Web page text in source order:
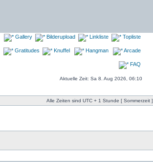
Gallery Bilderupload Linkliste Topliste
Gratitudes Knuffel Hangman Arcade
FAQ
Aktuelle Zeit: Sa 8. Aug 2026, 06:10
Alle Zeiten sind UTC + 1 Stunde [ Sommerzeit ]